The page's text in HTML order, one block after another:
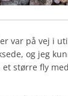
var på vej i
og jeg
større fly